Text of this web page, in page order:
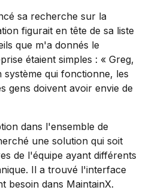
sa recherche sur la
figurait en tête de sa liste
que m'a donnés le
étaient simples : « Greg,
qui fonctionne, les
gens doivent avoir envie de
dans l'ensemble de
une solution qui soit
de l'équipe ayant différents
Il a trouvé l'interface
besoin dans MaintainX.